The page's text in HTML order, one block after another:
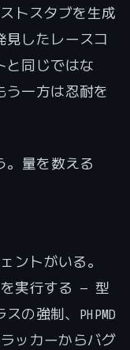
トスタブを生成
見したレースコ
と同じではな
う一方は忍耐を
。量を数える
ントがいる。
実行する — 型
スの強制、PHPMD
ッカーからバグ